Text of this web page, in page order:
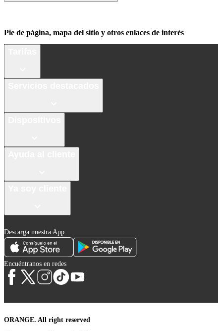
Pie de página, mapa del sitio y otros enlaces de interés
Descarga nuestra App
Encuéntranos en redes
ORANGE. All right reserved